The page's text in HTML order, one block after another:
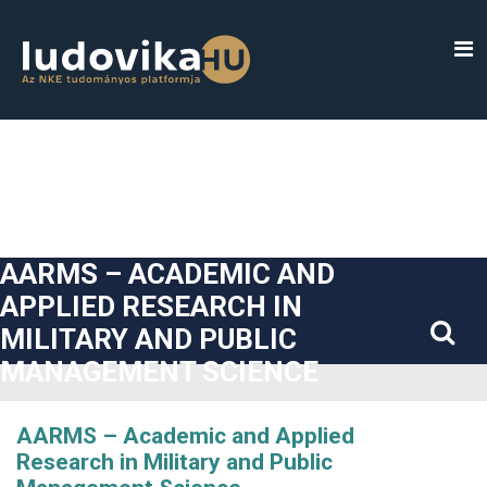
##plugins.themes.bootstrap3.accessible_menu.sidebar##
AARMS – ACADEMIC AND
APPLIED RESEARCH IN
MILITARY AND PUBLIC
MANAGEMENT SCIENCE
AARMS – Academic and Applied
Research in Military and Public